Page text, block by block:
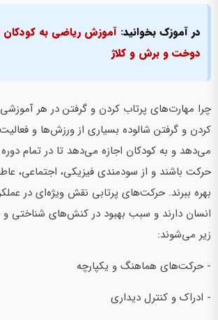
در آموزک بخوانید: آموزش ریاضی به کودکان
دوخت و برش و کلاژ
چرا مهارت‌های پرتاب کردن و گرفتن در هر
کردن و گرفتن شالوده بسیاری از ورزش‌ها و
می‌دهد و به کودکان اجازه می‌دهد تا در تمام
حرکت باشند و از سودمندی فیزیکی، اجتماعی،
بهره ببرند. حرکت‌های پرتابی نقش ویژه‌ای در
انسان دارند و سبب بهبود در کنش‌های شناختی و
زیر می‌شوند:‌
- حرکت‌های هماهنگ و یکپارچه
- ادراک و کنترل دیداری